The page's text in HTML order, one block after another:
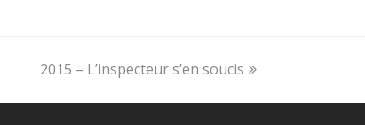
next
2015 – L’inspecteur s’en soucis